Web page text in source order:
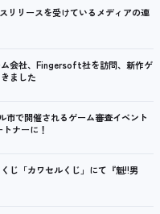
リリースを受けているメディアの連
会社、Fingersoft社を訪問、新作ゲ
ました
市で開催されるゲーム審査イベント
ナーに！
じ「カワセルくじ」にて『魁!!男